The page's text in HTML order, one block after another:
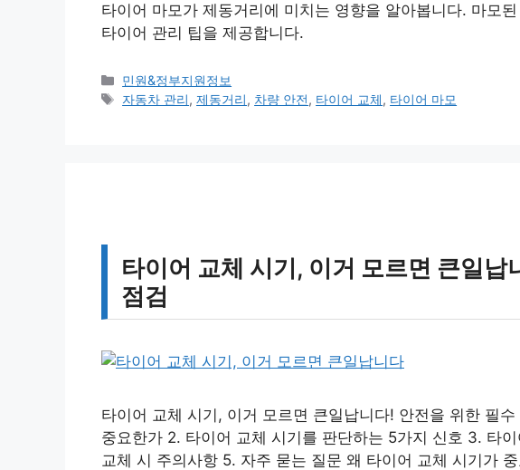
타이어 마모가 제동거리에 미치는 영향을 알아봅니다. 마모
타이어 관리 팁을 제공합니다.
카
테
민원&정부지원정보
태
자동차 관리,제동거리, 차량 안전, 타이어 교체, 타이어 마모
타이어 교체 시기, 이거 모르면 큰일납
점검
타이어 교체 시기, 이거 모르면 큰일납니다! 안전을 위한 필
중요한가 2. 타이어 교체 시기를 판단하는 5가지 신호 3. 타
교체 시 주의사항 5. 자주 묻는 질문 왜 타이어 교체 시기가